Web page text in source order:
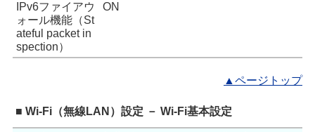
IPv6ファイアウ
ォール機能（St
ateful packet in
spection）
ON
▲ページトップ
■ Wi-Fi（無線LAN）設定 － Wi-Fi基本設定